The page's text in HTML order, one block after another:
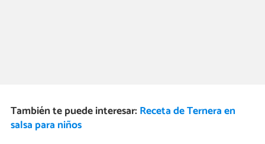
También te puede interesar: Receta de Ternera en
salsa para niños